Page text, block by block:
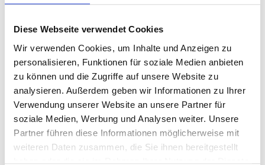
Diese Webseite verwendet Cookies
Wir verwenden Cookies, um Inhalte und Anzeigen zu
personalisieren, Funktionen für soziale Medien anbieten
zu können und die Zugriffe auf unsere Website zu
analysieren. Außerdem geben wir Informationen zu Ihrer
Verwendung unserer Website an unsere Partner für
soziale Medien, Werbung und Analysen weiter. Unsere
Partner führen diese Informationen möglicherweise mit
weiteren Daten zusammen, die Sie ihnen bereitgestellt
Haftungsausschluss
(Disclaimer)
Haftung für Inhalte
Als Diensteanbieter sind wir gemäß § 7 Abs.1 TMG für
eigene Inhalte auf diesen Seiten nach den allgemeinen
Gesetzen verantwortlich. Nach §§ 8 bis 10 TMG sind wir
als Diensteanbieter jedoch nicht verpflichtet,
übermittelte oder gespeicherte fremde Informationen zu
überwachen oder nach Umständen zu forschen, die auf
eine rechtswidrige Tätigkeit hinweisen. Verpflichtungen